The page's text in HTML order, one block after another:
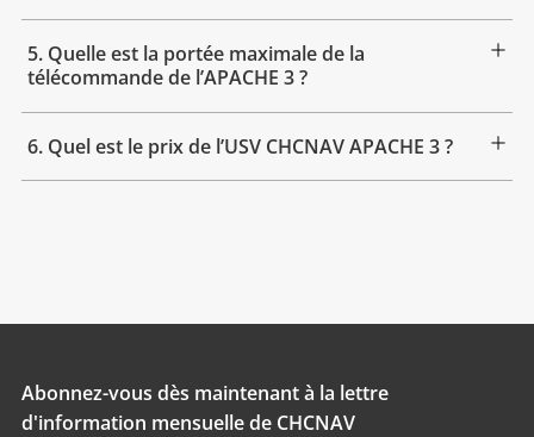
5. Quelle est la portée maximale de la
télécommande de l’APACHE 3 ?
6. Quel est le prix de l’USV CHCNAV APACHE 3 ?
Abonnez-vous dès maintenant à la lettre
d'information mensuelle de CHCNAV